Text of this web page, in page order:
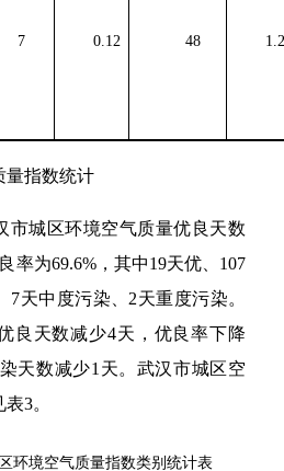
7 0.12 48
量指数统计
市城区环境空气质量优良天数
率为69.6%，其中19天优、107
7天中度污染、2天重度污染。
良天数减少4天，优良率下降
天数减少1天。武汉市城区空
3。
环境空气质量指数类别统计表